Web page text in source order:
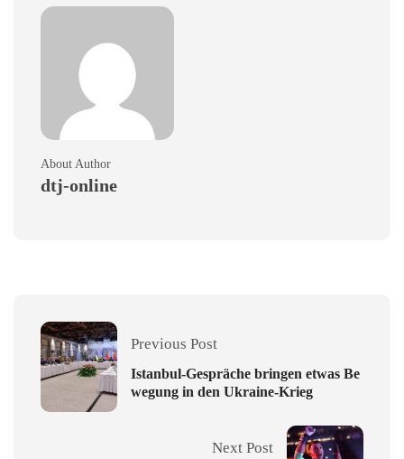
About Author
dtj-online
Previous Post
Istanbul-Gespräche bringen etwas Be
wegung in den Ukraine-Krieg
Next Post